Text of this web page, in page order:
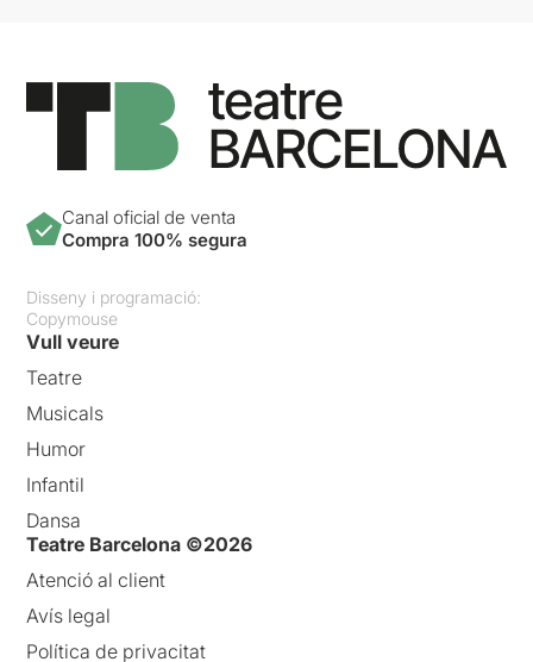
Canal oficial de venta
Compra 100% segura
Disseny i programació:
Copymouse
Vull veure
Teatre
Musicals
Humor
Infantil
Dansa
Teatre Barcelona ©2026
Atenció al client
Avís legal
Política de privacitat